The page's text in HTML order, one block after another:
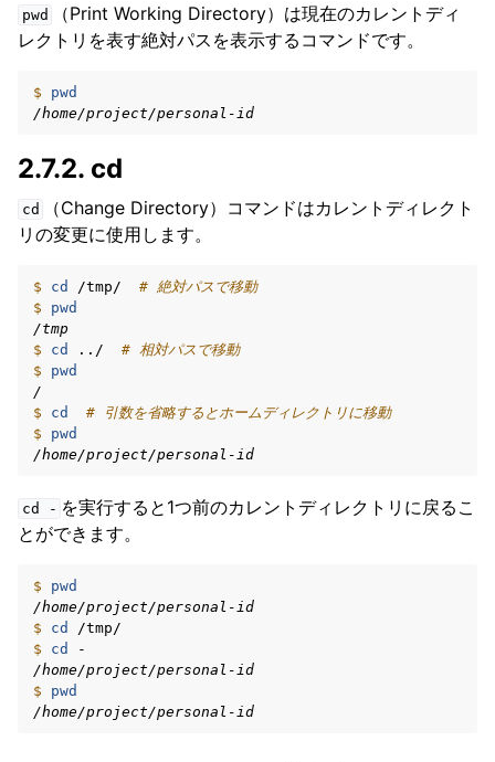
pwd
（Print Working Directory）は現在のカレントディ
レクトリを表す絶対パスを表示するコマンドです。
$ pwd
/home/project/personal-id
2.7.2. cd
cd
（Change Directory）コマンドはカレントディレクト
リの変更に使用します。
$ cd /tmp/
# 絶対パスで移動
$ pwd
/tmp
$ cd ../
# 相対パスで移動
$ pwd
/
$ cd
# 引数を省略するとホームディレクトリに移動
$ pwd
/home/project/personal-id
cd - を実行すると1つ前のカレントディレクトリに戻るこ
とができます。
$ pwd
/home/project/personal-id
$ cd
$ cd
/home/project/personal-id
$ pwd
/home/project/personal-id